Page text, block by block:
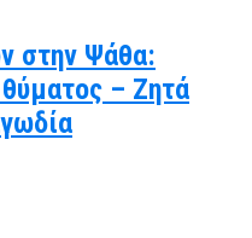
στην Ψάθα:
– Ζητά